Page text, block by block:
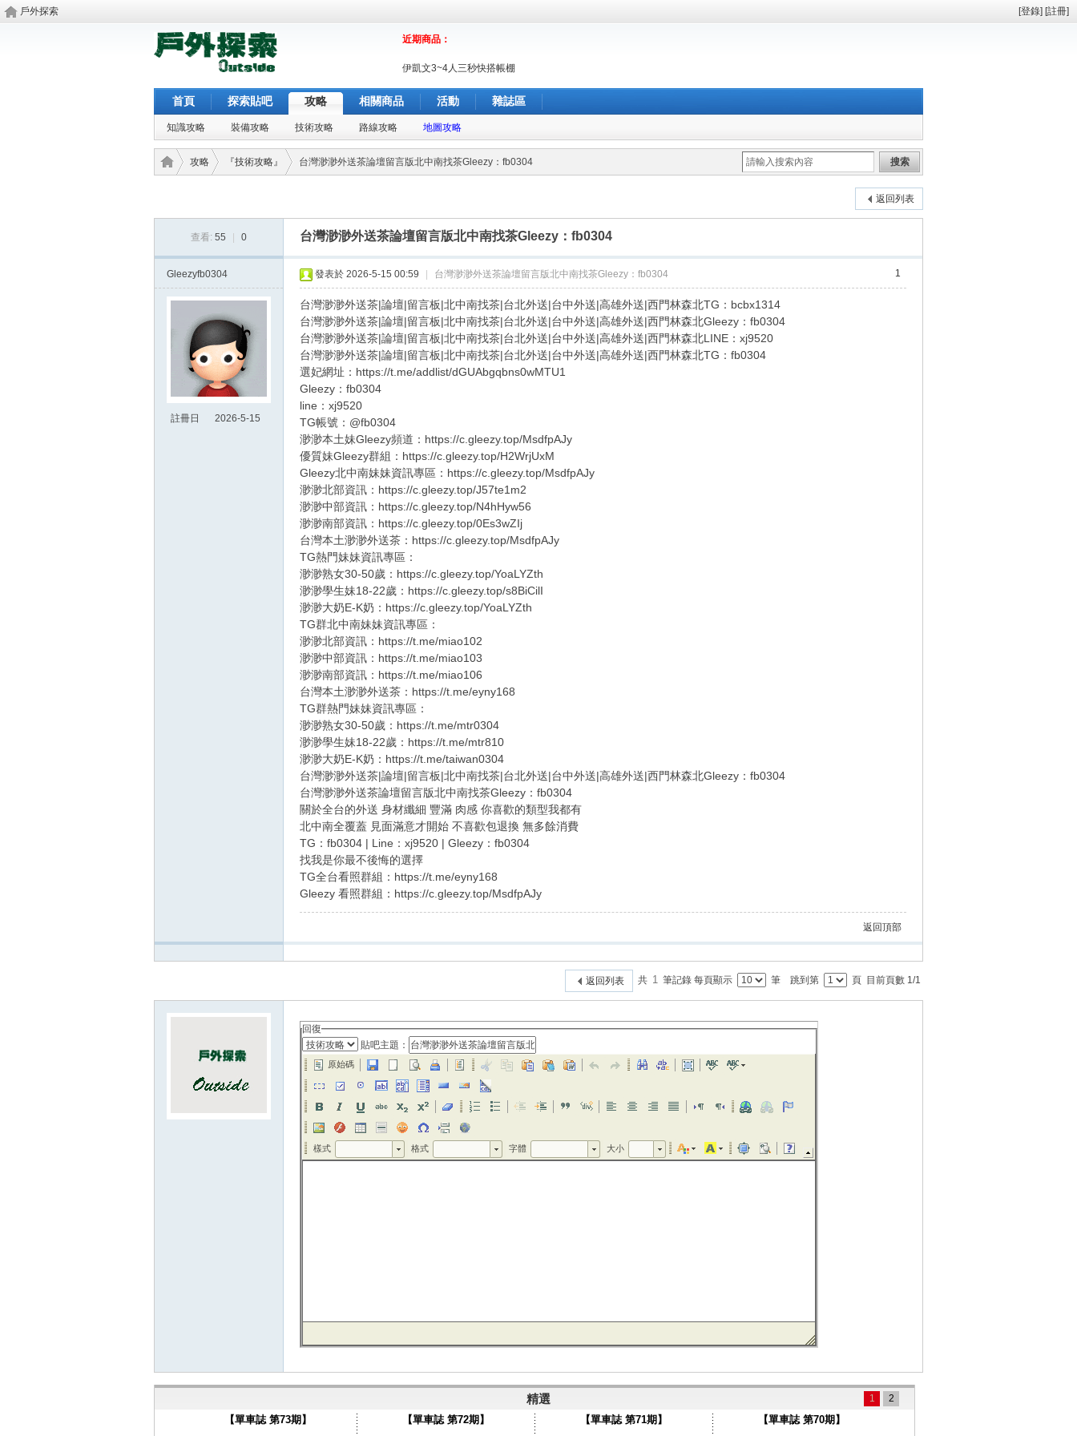
[登錄] [註冊]
戶外探索
近期商品：
伊凱文3~4人三秒快搭帳棚
首頁 探索貼吧 攻略 相關商品 活動 雜誌區
知識攻略 裝備攻略 技術攻略 路線攻略 地圖攻略
搜索
攻略 『技術攻略』 台灣渺渺外送茶論壇留言版北中南找茶Gleezy：fb0304
返回列表
查看: 55 0 台灣渺渺外送茶論壇留言版北中南找茶Gleezy：fb0304
Gleezyfb0304
註冊日
2026-5-15
1
發表於 2026-5-15 00:59 台灣渺渺外送茶論壇留言版北中南找茶Gleezy：fb0304
台灣渺渺外送茶|論壇|留言板|北中南找茶|台北外送|台中外送|高雄外送|西門林森北TG：bcbx1314
台灣渺渺外送茶|論壇|留言板|北中南找茶|台北外送|台中外送|高雄外送|西門林森北Gleezy：fb0304
台灣渺渺外送茶|論壇|留言板|北中南找茶|台北外送|台中外送|高雄外送|西門林森北LINE：xj9520
台灣渺渺外送茶|論壇|留言板|北中南找茶|台北外送|台中外送|高雄外送|西門林森北TG：fb0304
選妃網址：https://t.me/addlist/dGUAbgqbns0wMTU1
Gleezy：fb0304
line：xj9520
TG帳號：@fb0304
渺渺本土妹Gleezy頻道：https://c.gleezy.top/MsdfpAJy
優質妹Gleezy群組：https://c.gleezy.top/H2WrjUxM
Gleezy北中南妹妹資訊專區：https://c.gleezy.top/MsdfpAJy
渺渺北部資訊：https://c.gleezy.top/J57te1m2
渺渺中部資訊：https://c.gleezy.top/N4hHyw56
渺渺南部資訊：https://c.gleezy.top/0Es3wZIj
台灣本土渺渺外送茶：https://c.gleezy.top/MsdfpAJy
TG熱門妹妹資訊專區：
渺渺熟女30-50歲：https://c.gleezy.top/YoaLYZth
渺渺學生妹18-22歲：https://c.gleezy.top/s8BiCilI
渺渺大奶E-K奶：https://c.gleezy.top/YoaLYZth
TG群北中南妹妹資訊專區：
渺渺北部資訊：https://t.me/miao102
渺渺中部資訊：https://t.me/miao103
渺渺南部資訊：https://t.me/miao106
台灣本土渺渺外送茶：https://t.me/eyny168
TG群熱門妹妹資訊專區：
渺渺熟女30-50歲：https://t.me/mtr0304
渺渺學生妹18-22歲：https://t.me/mtr810
渺渺大奶E-K奶：https://t.me/taiwan0304
台灣渺渺外送茶|論壇|留言板|北中南找茶|台北外送|台中外送|高雄外送|西門林森北Gleezy：fb0304
台灣渺渺外送茶論壇留言版北中南找茶Gleezy：fb0304
關於全台的外送 身材纖細 豐滿 肉感 你喜歡的類型我都有
北中南全覆蓋 見面滿意才開始 不喜歡包退換 無多餘消費
TG：fb0304 | Line：xj9520 | Gleezy：fb0304
找我是你最不後悔的選擇
TG全台看照群組：https://t.me/eyny168
Gleezy 看照群組：https://c.gleezy.top/MsdfpAJy
返回頂部
共 1 筆記錄 每頁顯示 筆 跳到第 頁 目前頁數 1/1
返回列表
回復
貼吧主題：
原始碼
樣式 格式 字體 大小